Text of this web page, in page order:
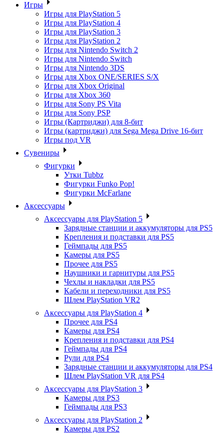
Игры
Игры для PlayStation 5
Игры для PlayStation 4
Игры для PlayStation 3
Игры для PlayStation 2
Игры для Nintendo Switch 2
Игры для Nintendo Switch
Игры для Nintendo 3DS
Игры для Xbox ONE/SERIES S/X
Игры для Xbox Original
Игры для Xbox 360
Игры для Sony PS Vita
Игры для Sony PSP
Игры (Картриджи) для 8-бит
Игры (картриджи) для Sega Mega Drive 16-бит
Игры под VR
Сувениры
Фигурки
Утки Tubbz
Фигурки Funko Pop!
Фигурки McFarlane
Аксессуары
Аксессуары для PlayStation 5
Зарядные станции и аккумуляторы для PS5
Крепления и подставки для PS5
Геймпады для PS5
Камеры для PS5
Прочее для PS5
Наушники и гарнитуры для PS5
Чехлы и накладки для PS5
Кабели и переходники для PS5
Шлем PlayStation VR2
Аксессуары для PlayStation 4
Прочее для PS4
Камеры для PS4
Крепления и подставки для PS4
Геймпады для PS4
Рули для PS4
Зарядные станции и аккумуляторы для PS4
Шлем PlayStation VR для PS4
Аксессуары для PlayStation 3
Камеры для PS3
Геймпады для PS3
Аксессуары для PlayStation 2
Камеры для PS2